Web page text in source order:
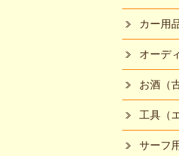
カー用
オーデ
お酒（
工具（
サーフ